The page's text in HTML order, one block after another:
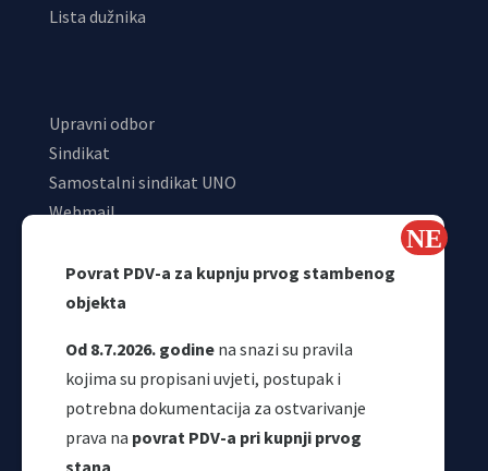
Povrat PDV-a za kupnju prvog stambenog
objekta
Od 8.7.2026. godine na snazi su pravila
kojima su propisani uvjeti, postupak i
potrebna dokumentacija za ostvarivanje
prava na povrat PDV-a pri kupnji prvog
stana
Lista dužnika
Upravni odbor
Sindikat
Samostalni sindikat UNO
Webmail